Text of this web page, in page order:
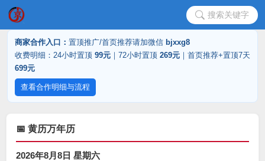
搜索关键字
商家合作入口： 置顶推广/首页推荐请加微信 bjxxg8
收费明细：24小时置顶 99元 ｜72小时置顶 269元 ｜首页推荐+置顶7天
699元
查看合作明细与流程
📅 黄历万年历
2026年8月8日 星期六